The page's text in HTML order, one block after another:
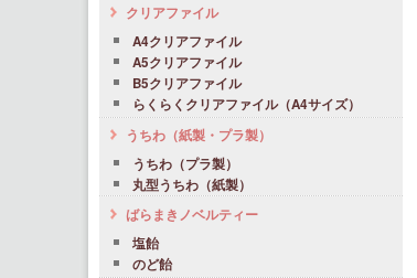
クリアファイル
A4クリアファイル
A5クリアファイル
B5クリアファイル
らくらくクリアファイル（A4サイズ）
うちわ（紙製・プラ製）
うちわ（プラ製）
丸型うちわ（紙製）
ばらまきノベルティー
塩飴
のど飴